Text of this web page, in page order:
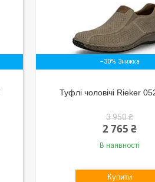
–30%
Туфлі чоловічі Rieker
3 950 ₴
2 765 ₴
В наявності
Купити